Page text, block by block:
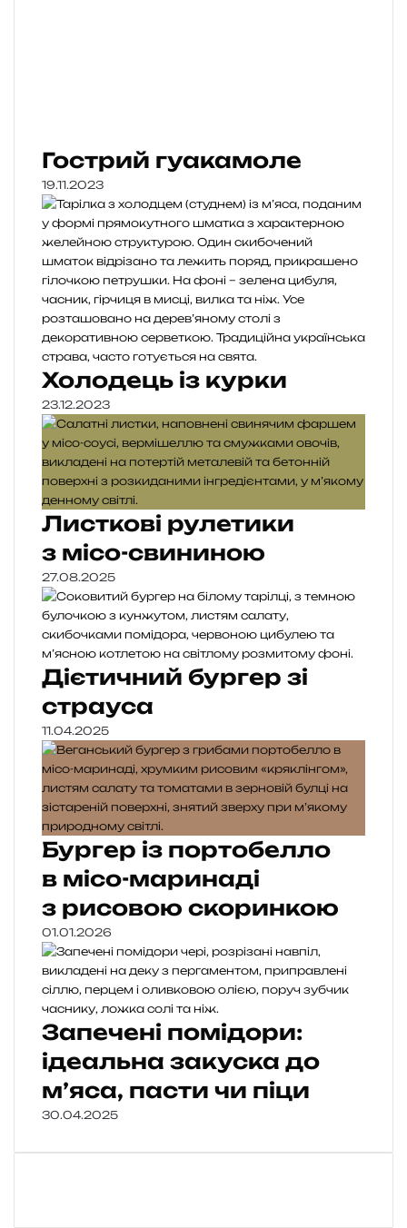
Гострий гуакамоле
19.11.2023
Холодець із курки
23.12.2023
Листкові рулетики
з місо-свининою
27.08.2025
Дієтичний бургер зі
страуса
11.04.2025
Бургер із портобелло
в місо-маринаді
з рисовою скоринкою
01.01.2026
Запечені помідори:
ідеальна закуска до
м’яса, пасти чи піци
30.04.2025